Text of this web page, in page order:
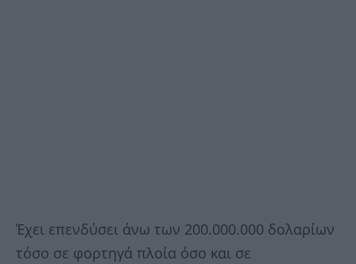
Έχει επενδύσει άνω των 200.000.000 δολαρίων
τόσο σε φορτηγά πλοία όσο και σε